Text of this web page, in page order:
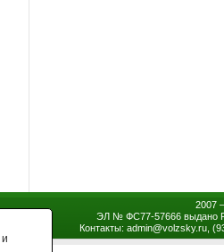
2007
ЭЛ № ФС77-57666 выдано
Контакты: admin@volzsky.ru,
и